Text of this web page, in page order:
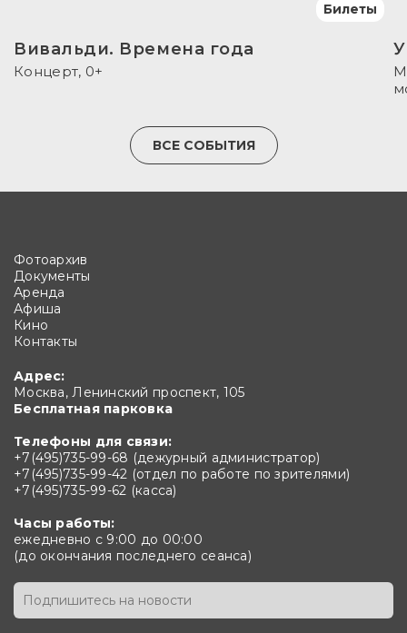
Вивальди. Времена года
Концерт, 0+
Билеты
ВСЕ СОБЫТИЯ
Фотоархив
Документы
Аренда
Афиша
Кино
Контакты
Адрес:
Москва, Ленинский проспект, 105
Бесплатная парковка
Телефоны для связи:
+7(495)735-99-68 (дежурный администратор)
+7(495)735-99-42 (отдел по работе по зрителями)
+7(495)735-99-62 (касса)
Часы работы:
ежедневно с 9:00 до 00:00
(до окончания последнего сеанса)